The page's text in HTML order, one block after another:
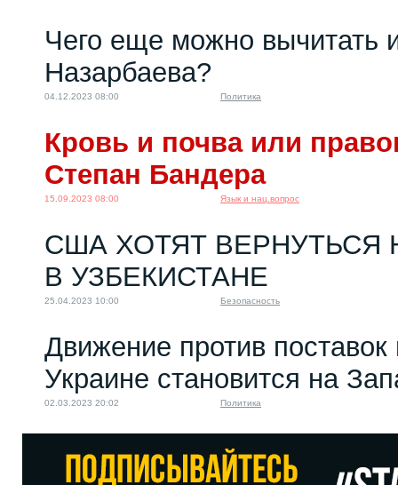
Чего еще можно вычитать
Назарбаева?
04.12.2023 08:00 Политика
Кровь и почва или
Степан Бандера
15.09.2023 08:00 Язык и нац.вопрос
США ХОТЯТ ВЕРНУТЬСЯ
В УЗБЕКИСТАНЕ
25.04.2023 10:00 Безопасность
Движение против
Украине становится на
02.03.2023 20:02 Политика